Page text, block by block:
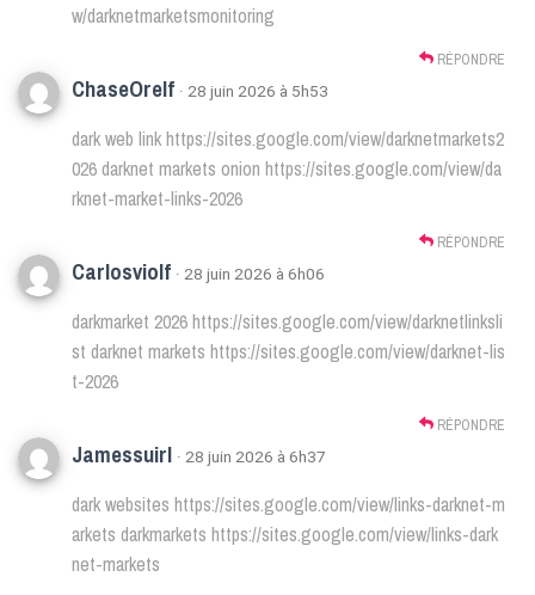
w/darknetmarketsmonitoring
RÉPONDRE
ChaseOrelf · 28 juin 2026 à 5h53
dark web linkhttps://sites.google.com/view/darknetmarkets2
026darknet markets onion https://sites.google.com/view/da
rknet-market-links-2026
RÉPONDRE
Carlosviolf · 28 juin 2026 à 6h06
darkmarket 2026https://sites.google.com/view/darknetlinksli
st darknet markets https://sites.google.com/view/darknet-lis
t-2026
RÉPONDRE
Jamessuirl · 28 juin 2026 à 6h37
dark websites https://sites.google.com/view/links-darknet-m
arkets darkmarkets https://sites.google.com/view/links-dark
net-markets